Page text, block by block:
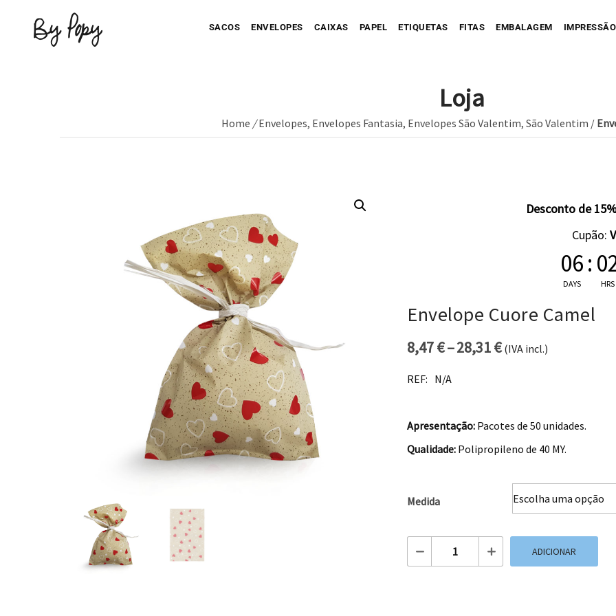
SACOS ENVELOPES CAIXAS
Sua Caixa Impressa Caixa Recortada
Caixa Full Color
PAPEL ETIQUETAS
Sua Etiqueta Impressa Etiqueta
FITAS EMBALAGEM
Sua Fita Adesiva
Loja
Home /Envelopes, Envelopes Fantasia, Envelopes São Valentim, São Valentim /
Desconto de
Cupão:
06
DAYS
:
HRS
Envelope Cuore Camel
8,47€–28,31€
Price range: 8,47
(IVA incl.)
REF: N/A
Apresentação: Pacotes de 50 unidades.
Qualidade: Polipropileno de 40 MY.
Medida
Quantidade de Envelope Cuore Camel
ADICIONAR